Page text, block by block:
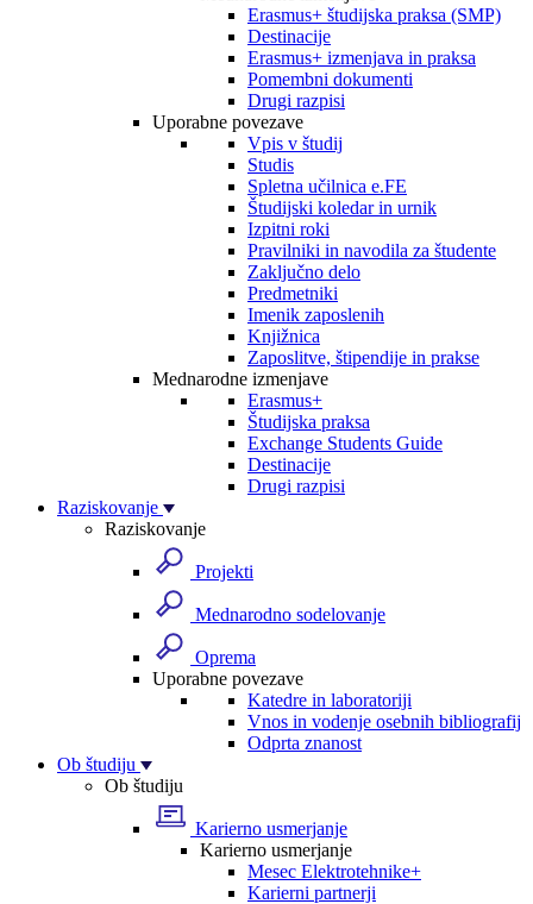
Erasmus+ študijska praksa (SMP)
Destinacije
Erasmus+ izmenjava in praksa
Pomembni dokumenti
Drugi razpisi
Uporabne povezave
Vpis v študij
Studis
Spletna učilnica e.FE
Študijski koledar in urnik
Izpitni roki
Pravilniki in navodila za študente
Zaključno delo
Predmetniki
Imenik zaposlenih
Knjižnica
Zaposlitve, štipendije in prakse
Mednarodne izmenjave
Erasmus+
Študijska praksa
Exchange Students Guide
Destinacije
Drugi razpisi
Raziskovanje
Raziskovanje
Projekti
Mednarodno sodelovanje
Oprema
Uporabne povezave
Katedre in laboratoriji
Vnos in vodenje osebnih bibliografij
Odprta znanost
Ob študiju
Ob študiju
Karierno usmerjanje
Karierno usmerjanje
Mesec Elektrotehnike+
Karierni partnerji